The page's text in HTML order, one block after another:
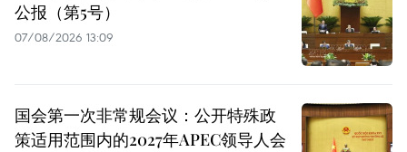
公报（第5号）
07/08/2026 13:09
国会第一次非常规会议：公开特殊政
策适用范围内的2027年APEC领导人会